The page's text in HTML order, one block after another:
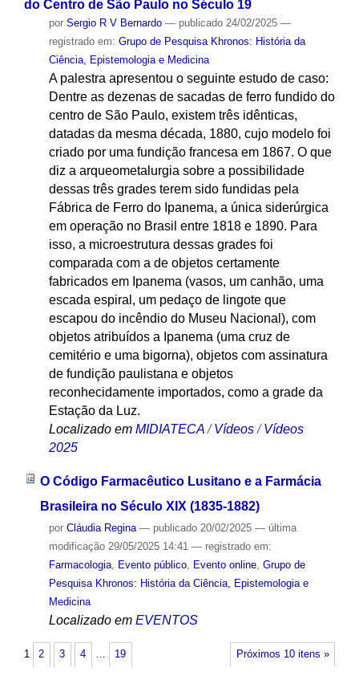
do Centro de São Paulo no Século 19
por Sergio R V Bernardo — publicado24/02/2025 —
registrado em: Grupo de Pesquisa Khronos: História da
Ciência, Epistemologia e Medicina
A palestra apresentou o seguinte estudo de caso:
Dentre as dezenas de sacadas de ferro fundido do
centro de São Paulo, existem três idênticas,
datadas da mesma década, 1880, cujo modelo foi
criado por uma fundição francesa em 1867. O que
diz a arqueometalurgia sobre a possibilidade
dessas três grades terem sido fundidas pela
Fábrica de Ferro do Ipanema, a única siderúrgica
em operação no Brasil entre 1818 e 1890. Para
isso, a microestrutura dessas grades foi
comparada com a de objetos certamente
fabricados em Ipanema (vasos, um canhão, uma
escada espiral, um pedaço de lingote que
escapou do incêndio do Museu Nacional), com
objetos atribuídos a Ipanema (uma cruz de
cemitério e uma bigorna), objetos com assinatura
de fundição paulistana e objetos
reconhecidamente importados, como a grade da
Estação da Luz.
Localizado em MIDIATECA /Vídeos /Vídeos
2025
O Código Farmacêutico Lusitano e a Farmácia
Brasileira no Século XIX (1835-1882)
por Cláudia Regina — publicado20/02/2025 — última
modificação29/05/2025 14:41 — registrado em:
Farmacologia, Evento público, Evento online, Grupo de
Pesquisa Khronos: História da Ciência, Epistemologia e
Medicina
Localizado em EVENTOS
Próximos 10 itens »
1 2 3 4 … 19